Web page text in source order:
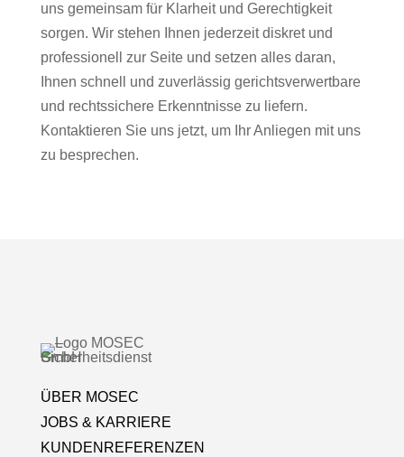
uns gemeinsam für Klarheit und Gerechtigkeit
sorgen. Wir stehen Ihnen jederzeit diskret und
professionell zur Seite und setzen alles daran,
Ihnen schnell und zuverlässig gerichtsverwertbare
und rechtssichere Erkenntnisse zu liefern.
Kontaktieren Sie uns jetzt, um Ihr Anliegen mit uns
zu besprechen.
ÜBER MOSEC
JOBS & KARRIERE
KUNDENREFERENZEN